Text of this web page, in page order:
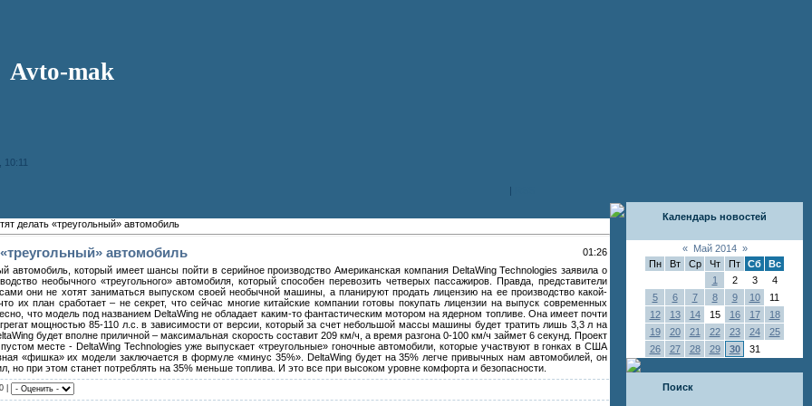
Avto-mak
10:11
|
делать «треугольный» автомобиль
автомобиль
01:26
автомобиль, который имеет шансы пойти в серийное производство Американская компания DeltaWing Technologies заявила о
необычного «треугольного» автомобиля, который способен перевозить четверых пассажиров. Правда, представители
они не хотят заниматься выпуском своей необычной машины, а планируют продать лицензию на ее производство какой-
их план сработает – не секрет, что сейчас многие китайские компании готовы покупать лицензии на выпуск современных
что модель под названием DeltaWing не обладает каким-то фантастическим мотором на ядерном топливе. Она имеет почти
мощностью 85-110 л.с. в зависимости от версии, который за счет небольшой массы машины будет тратить лишь 3,3 л на
будет вполне приличной – максимальная скорость составит 209 км/ч, а время разгона 0-100 км/ч займет 6 секунд. Проект
месте - DeltaWing Technologies уже выпускает «треугольные» гоночные автомобили, которые участвуют в гонках в США
«фишка» их модели заключается в формуле «минус 35%». DeltaWing будет на 35% легче привычных нам автомобилей, он
но при этом станет потреблять на 35% меньше топлива. И это все при высоком уровне комфорта и безопасности.
|
Календарь новостей
« Май 2014 »
Пн
Вт Ср Чт Пт Сб
Вс
1
2 3
4
5
6 7 8 9 10
11
12
13 14 15 16 17
18
19
20 21 22 23 24
25
26
27 28 29 30 31
Поиск